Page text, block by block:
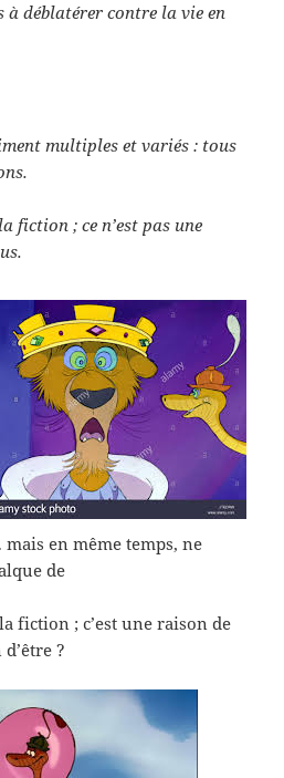
à déblatérer contre la vie en
multiples et variés : tous
fiction ; ce n’est pas une
mais en même temps, ne
de
fiction ; c’est une raison de
?